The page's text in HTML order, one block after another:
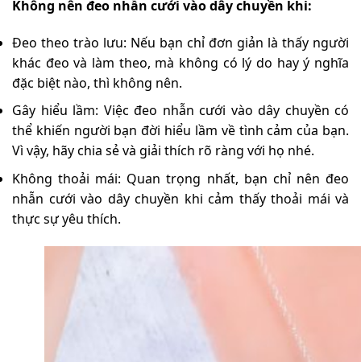
Không nên đeo nhẫn cưới vào dây chuyền khi:
Đeo theo trào lưu: Nếu bạn chỉ đơn giản là thấy người
khác đeo và làm theo, mà không có lý do hay ý nghĩa
đặc biệt nào, thì không nên.
Gây hiểu lầm: Việc đeo nhẫn cưới vào dây chuyền có
thể khiến người bạn đời hiểu lầm về tình cảm của bạn.
Vì vậy, hãy chia sẻ và giải thích rõ ràng với họ nhé.
Không thoải mái: Quan trọng nhất, bạn chỉ nên đeo
nhẫn cưới vào dây chuyền khi cảm thấy thoải mái và
thực sự yêu thích.